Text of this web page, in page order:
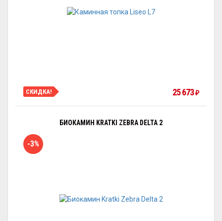
СКИДКА! 25 673 ₽
БИОКАМИН KRATKI ZEBRA DELTA 2
-3%